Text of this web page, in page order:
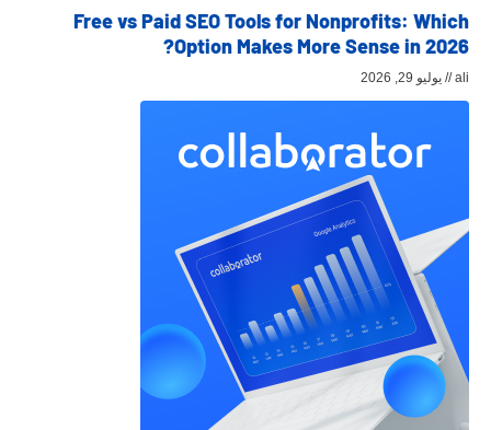
Free vs Paid SEO Tools for Nonprofits: Which
Option Makes More Sense in 2026?
ali يوليو 29, 2026